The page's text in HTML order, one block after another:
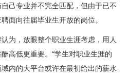
己专业并不完全匹配，但由于已不
面向往届毕业生开放的岗位。
，放眼整个职业生涯考虑，用人
高低更重要。“学生对职业生涯的
内的大平台或许在最初给出的薪水